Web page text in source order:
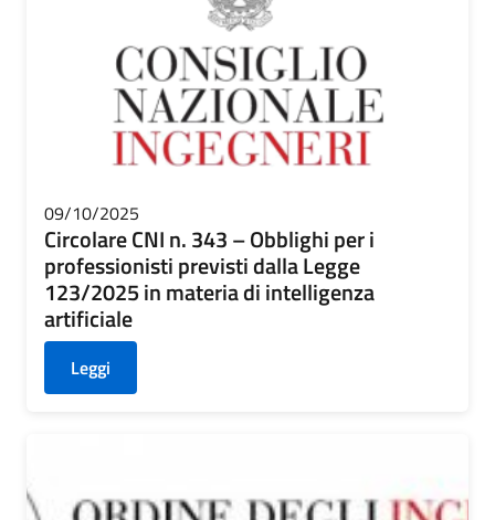
09/10/2025
Circolare CNI n. 343 – Obblighi per i
professionisti previsti dalla Legge
123/2025 in materia di intelligenza
artificiale
Leggi